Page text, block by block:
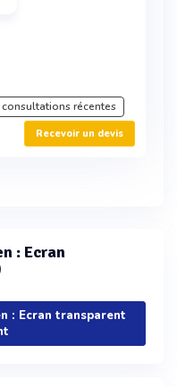
consultations récentes
Recevoir un devis
: Ecran
: Ecran transparent